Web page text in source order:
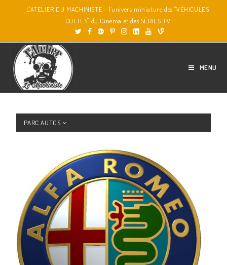
L'ATELIER DU MACHINISTE - l'univers miniature des "VÉHICULES
CULTES" du Cinéma et des SÉRIES TV
MENU
PARC AUTOS